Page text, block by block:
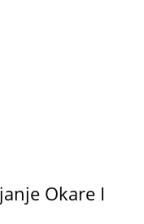
Okare I